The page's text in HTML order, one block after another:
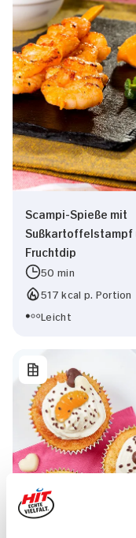
Scampi-Spieße mit
Sußkartoffelstampf
Fruchtdip
50 min
517 kcal p. Portion
Leicht